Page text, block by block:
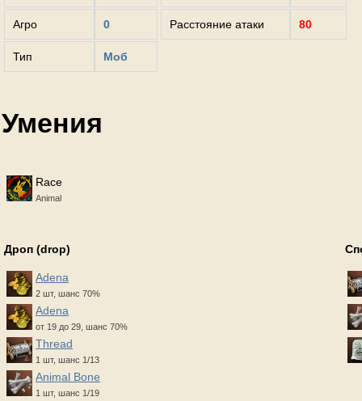
Агро 0
Тип Моб
Расстояние атаки 80
Умения
Race
Animal
Дроп (drop)
Adena
2 шт, шанс 70%
Adena
от 19 до 29, шанс 70%
Thread
1 шт, шанс 1/13
Animal Bone
1 шт, шанс 1/19